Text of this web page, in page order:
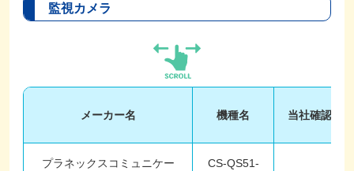
監視カメラ
メーカー名 機種名 当社確認
プラネックスコミュニケー
CS-QS51-